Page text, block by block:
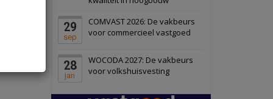
29
sep
COMVAST 2026: De vakbeurs
voor commercieel vastgoed
28
jan
WOCODA 2027: De vakbeurs
voor volkshuisvesting
Panheel
17 september 2026
Voormalig
Bekijk
Dordrecht
17 september 2026
politiebureau